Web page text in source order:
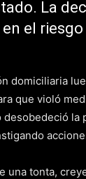
La
el
domiciliaria
que violó
la
una tonta,